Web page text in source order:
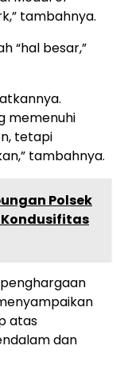
tambahnya.
“hal besar,”
memenuhi
tetapi
tambahnya.
Polsek
atas
dan